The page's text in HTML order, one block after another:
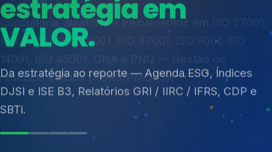
Consultoria, auditoria e treinamentos em ISO 27001,
ISO 27701, ISO 42001, ISO 37001, ISO 9001, ISO
resíduos sólidos (PGRS/PMGRS).
Mudanças Climáticas
Reputação e Cadeia
Reporte Regulatório